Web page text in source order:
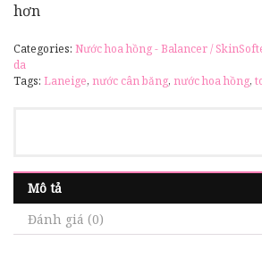
hơn
Categories: Nước hoa hồng - Balancer /
da
Tags: Laneige, nước cân băng, nước hoa hồng,
Mô tả
Đánh giá (0)